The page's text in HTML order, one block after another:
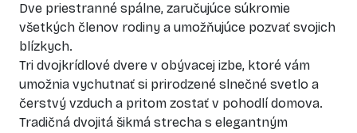
Dve priestranné spálne, zaručujúce súkromie
všetkých členov rodiny a umožňujúce pozvať svojich
blízkych.
Tri dvojkrídlové dvere v obývacej izbe, ktoré vám
umožnia vychutnať si prirodzené slnečné svetlo a
čerstvý vzduch a pritom zostať v pohodlí domova.
Tradičná dvojitá šikmá strecha s elegantným